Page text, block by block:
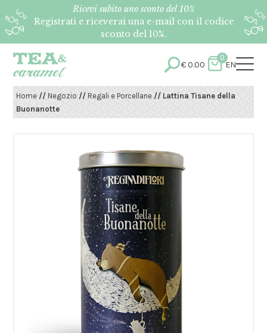
Ricevi subito uno sconto del 10%
Registrati e riceverai una e-mail con il codice
sconto del 10%.
€0.00
0
EN
Home//Negozio//Regali e Porcellane// Lattina Tisane della
Buonanotte